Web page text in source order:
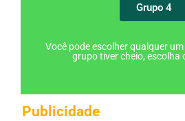
Grupo 4
Você pode escolher qualquer
grupo tiver cheio, escolha
Publicidade